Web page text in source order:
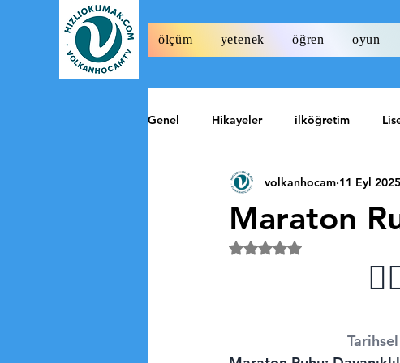
ölçüm yetenek öğren oyun
Genel Hikayeler ilköğretim
Özel
Maraton
volkanhocam 11 Eyl 2025
5 üzerinden NaN yıldız